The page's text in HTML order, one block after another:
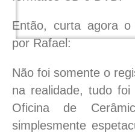
Então, curta agora
por Rafael:
Não foi somente o
na realidade, tudo
Oficina de
simplesmente